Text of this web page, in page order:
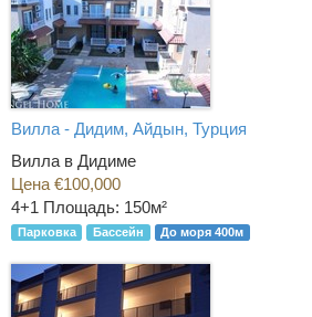
Вилла - Дидим, Айдын, Турция
Вилла в Дидиме
Цена €100,000
4+1 Площадь: 150м²
Парковка Бассейн До моря 400м